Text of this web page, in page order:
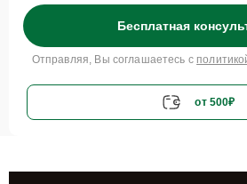
Бесплатная
Отправляя, Вы соглашаетесь с
от 500₽